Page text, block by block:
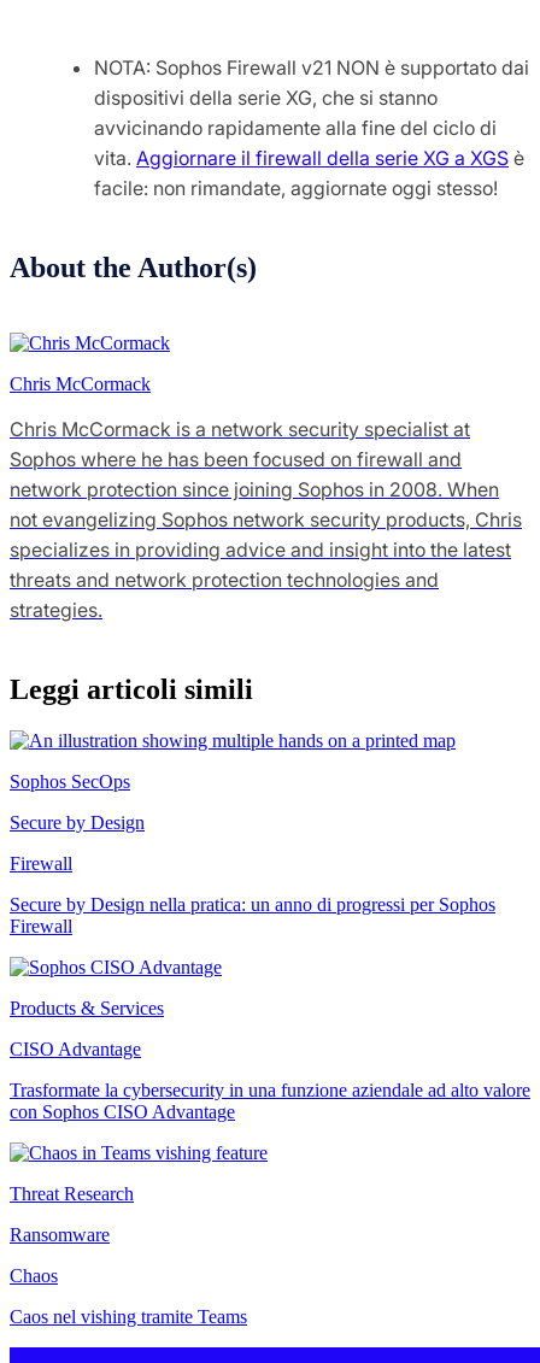
NOTA: Sophos Firewall v21 NON è supportato dai
dispositivi della serie XG, che si stanno
avvicinando rapidamente alla fine del ciclo di
vita. Aggiornare il firewall della serie XG a XGS è
facile: non rimandate, aggiornate oggi stesso!
About the Author(s)
Chris McCormack
Chris McCormack is a network security specialist at
Sophos where he has been focused on firewall and
network protection since joining Sophos in 2008. When
not evangelizing Sophos network security products, Chris
specializes in providing advice and insight into the latest
threats and network protection technologies and
strategies.
Leggi articoli simili
Sophos SecOps
Secure by Design
Firewall
Secure by Design nella pratica: un anno di progressi per Sophos
Firewall
Products & Services
CISO Advantage
Trasformate la cybersecurity in una funzione aziendale ad alto valore
con Sophos CISO Advantage
Threat Research
Ransomware
Chaos
Caos nel vishing tramite Teams